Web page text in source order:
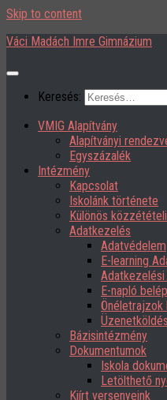
Skip to content
Váci Madách Imre Gimnázium
Keresés:
VMIG Alapítvány
Alapítványi
Egyszázalék
Intézmény
Kapcsolat
Iskolánk története
Különös
Adatkezelés
Adatvédelem
E-learning
E-napló
Önéletrajzok
Bázisintézmény
Dokumentumok
Iskola
Letölthető
Kiírt versenyeink